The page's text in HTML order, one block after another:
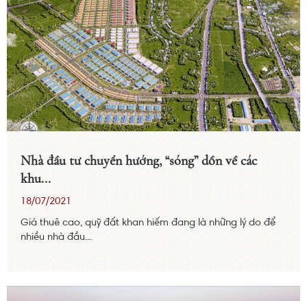
Nhà đầu tư chuyển hướng, “sóng” dồn về các
khu...
18/07/2021
Giá thuê cao, quỹ đất khan hiếm đang là những lý do để
nhiều nhà đầu...